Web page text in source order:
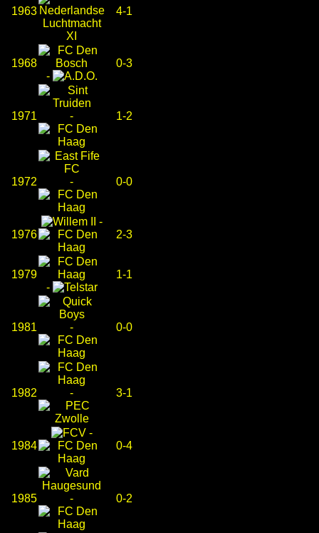
1963 4-1
1968
-
0-3
1971 - 1-2
1972 - 0-0
1976
-
2-3
1979
-
1-1
1981 - 0-0
1982 - 3-1
1984
-
0-4
1985 - 0-2